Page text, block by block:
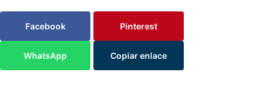
Facebook Pinterest
WhatsApp Copiar enlace